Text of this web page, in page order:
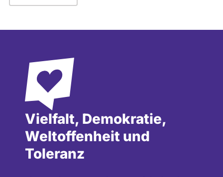
Vielfalt, Demokratie,
Weltoffenheit und
Toleranz